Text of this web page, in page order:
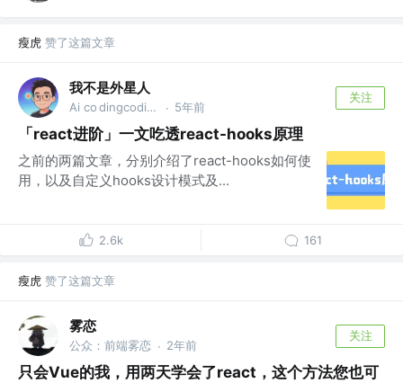
瘦虎 赞了这篇文章
我不是外星人
Ai co dingcoding @攻粽：外星人AI进化录 · 5年前
关注
「react进阶」一文吃透react-hooks原理
之前的两篇文章，分别介绍了react-hooks如何使
用，以及自定义hooks设计模式及...
2.6k 161
瘦虎 赞了这篇文章
雾恋
公众：前端雾恋 · 2年前
关注
只会Vue的我，用两天学会了react，这个方法您也可